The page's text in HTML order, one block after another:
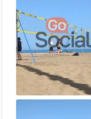
🔴
Avanzado
equipo.
Indícanos tu nivel al
💪 ¿Por qué apuntarte?
Mejora tu
siempre activo